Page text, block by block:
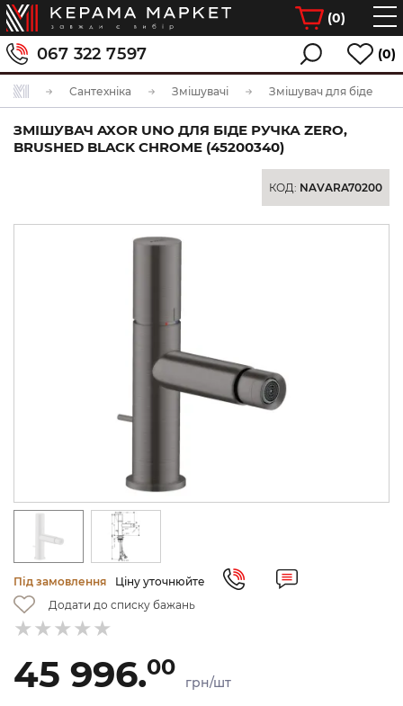
(0)
067 322 7597 (0)
Сантехніка Змішувачі Змішувач для біде
ЗМІШУВАЧ AXOR UNO ДЛЯ БІДЕ РУЧКА ZERO,
BRUSHED BLACK CHROME (45200340)
КОД: NAVARA70200
Під замовлення
Ціну уточнюйте
Додати до списку бажань
45 996.00
грн/шт